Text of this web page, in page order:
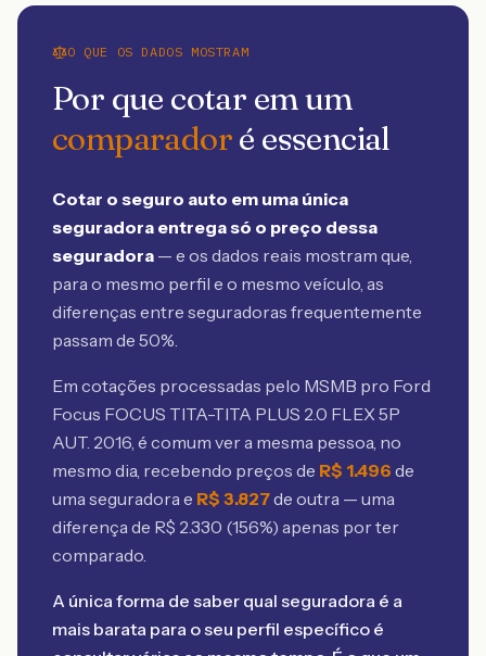
O QUE OS DADOS MOSTRAM
Por que cotar em um
comparadoré essencial
Cotar o seguro auto em uma única
seguradora entrega só o preço dessa
seguradora — e os dados reais mostram que,
para o mesmo perfil e o mesmo veículo, as
diferenças entre seguradoras frequentemente
passam de 50%.
Em cotações processadas pelo MSMB pro Ford
Focus FOCUS TITA-TITA PLUS 2.0 FLEX 5P
AUT. 2016, é comum ver a mesma pessoa, no
mesmo dia, recebendo preços de R$ 1.496 de
uma seguradora e R$ 3.827de outra — uma
diferença de R$ 2.330 (156%) apenas por ter
comparado.
A única forma de saber qual seguradora é a
mais barata para o seu perfil específico é